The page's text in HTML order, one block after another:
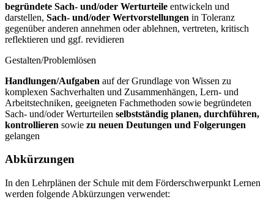
begründete Sach- und/oder Werturteile entwickeln und
darstellen, Sach- und/oder Wertvorstellungen in Toleranz
gegenüber anderen annehmen oder ablehnen, vertreten, kritisch
reflektieren und ggf. revidieren
Gestalten/Problemlösen
Handlungen/Aufgaben auf der Grundlage von Wissen zu
komplexen Sachverhalten und Zusammenhängen, Lern- und
Arbeitstechniken, geeigneten Fachmethoden sowie begründeten
Sach- und/oder Werturteilen selbstständig planen, durchführen,
kontrollieren sowie zu neuen Deutungen und Folgerungen
gelangen
Abkürzungen
In den Lehrplänen der Schule mit dem Förderschwerpunkt Lernen
werden folgende Abkürzungen verwendet: